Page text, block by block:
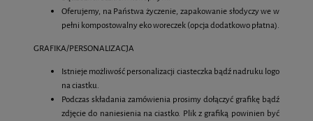
Oferujemy, na Państwa życzenie, zapakowanie słodyczy we w
pełni kompostowalny eko woreczek (opcja dodatkowo płatna).
GRAFIKA/PERSONALIZACJA
Istnieje możliwość personalizacji ciasteczka bądź nadruku logo
na ciastku.
Podczas składania zamówienia prosimy dołączyć grafikę bądź
zdjęcie do naniesienia na ciastko. Plik z grafiką powinien być